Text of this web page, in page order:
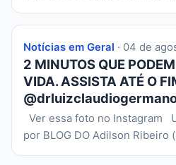
Notícias em Geral · 04 de
2 MINUTOS QUE
VIDA. ASSISTA ATÉ O
Ver essa foto no Instagram
por BLOG DO Adilson Ribeiro